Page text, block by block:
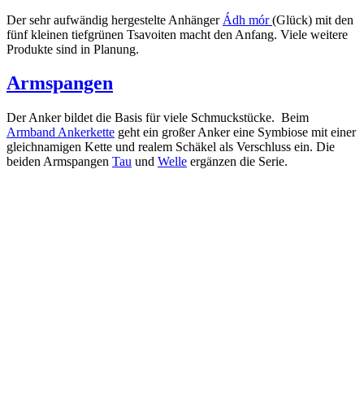
Der sehr aufwändig hergestelte Anhänger Ádh mór(Glück) mit den
fünf kleinen tiefgrünen Tsavoiten macht den Anfang. Viele weitere
Produkte sind in Planung.
Armspangen
Der Anker bildet die Basis für viele Schmuckstücke. Beim
Armband Ankerkette geht ein großer Anker eine Symbiose mit einer
gleichnamigen Kette und realem Schäkel als Verschluss ein. Die
beiden Armspangen Tau und Welle ergänzen die Serie.